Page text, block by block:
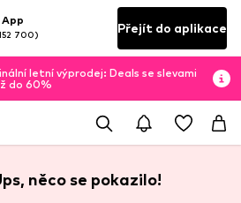
App
700) Přejít do aplikace
letní výprodej: Deals se slevami
do 60%
něco se pokazilo!